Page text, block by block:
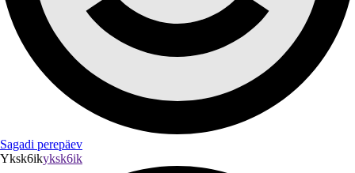
Sagadi perepäev
Yksk6ikyksk6ik